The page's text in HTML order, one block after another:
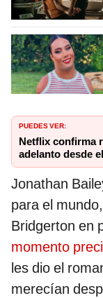
PUEDES VER:
Netflix confirma
adelanto desde
Jonathan
para el
Bridgerton en
momento
les dio el
merecían